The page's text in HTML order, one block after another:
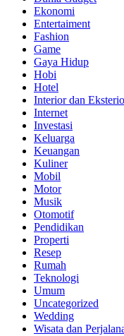
Ekonomi
Entertaiment
Fashion
Game
Gaya Hidup
Hobi
Hotel
Interior dan
Internet
Investasi
Keluarga
Keuangan
Kuliner
Mobil
Motor
Musik
Otomotif
Pendidikan
Properti
Resep
Rumah
Teknologi
Umum
Uncategorized
Wedding
Wisata dan